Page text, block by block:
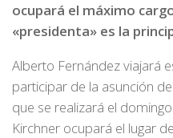
ocupará el máximo
«presidenta» es la
Alberto Fernández viajará
participar de la asunción
que se realizará el
Kirchner ocupará el lugar